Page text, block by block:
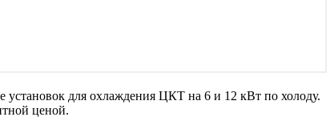
для охлаждения ЦКТ на 6 и 12 кВт по холоду.
ценой.